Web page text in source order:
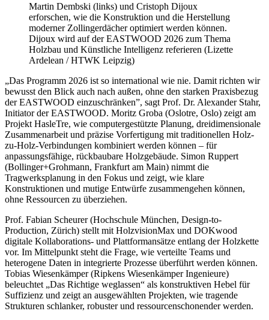
Martin Dembski (links) und Cristoph Dijoux
erforschen, wie die Konstruktion und die Herstellung
moderner Zollingerdächer optimiert werden können.
Dijoux wird auf der EASTWOOD 2026 zum Thema
Holzbau und Künstliche Intelligenz referieren (Lizette
Ardelean / HTWK Leipzig)
„Das Programm 2026 ist so international wie nie. Damit richten wir
bewusst den Blick auch nach außen, ohne den starken Praxisbezug
derEASTWOOD einzuschränken”, sagt Prof. Dr. Alexander Stahr,
Initiator derEASTWOOD. Moritz Groba (Oslotre, Oslo) zeigt am
Projekt HasleTre, wie computergestützte Planung, dreidimensionale
Zusammenarbeit und präzise Vorfertigung mit traditionellen Holz-
zu-Holz-Verbindungen kombiniert werden können – für
anpassungsfähige, rückbaubare Holzgebäude. Simon Ruppert
(Bollinger+Grohmann, Frankfurt am Main) nimmt die
Tragwerksplanung in den Fokus und zeigt, wie klare
Konstruktionen und mutige Entwürfe zusammengehen können,
ohne Ressourcen zu überziehen.
Prof. Fabian Scheurer (Hochschule München, Design-to-
Production, Zürich) stellt mit HolzvisionMax und DOKwood
digitale Kollaborations- und Plattformansätze entlang der Holzkette
vor. Im Mittelpunkt steht die Frage, wie verteilte Teams und
heterogene Daten in integrierte Prozesse überführt werden können.
Tobias Wiesenkämper (Ripkens Wiesenkämper Ingenieure)
beleuchtet „Das Richtige weglassen“ als konstruktiven Hebel für
Suffizienz und zeigt an ausgewählten Projekten, wie tragende
Strukturen schlanker, robuster und ressourcenschonender werden.